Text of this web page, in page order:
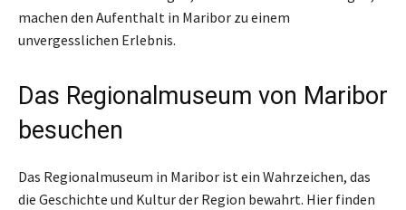
machen den Aufenthalt in Maribor zu einem
unvergesslichen Erlebnis.
Das Regionalmuseum von Maribor
besuchen
Das Regionalmuseum in Maribor ist ein Wahrzeichen, das
die Geschichte und Kultur der Region bewahrt. Hier finden